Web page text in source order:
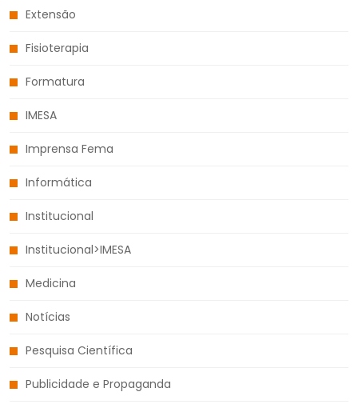
Extensão
Fisioterapia
Formatura
IMESA
Imprensa Fema
Informática
Institucional
Institucional>IMESA
Medicina
Notícias
Pesquisa Científica
Publicidade e Propaganda